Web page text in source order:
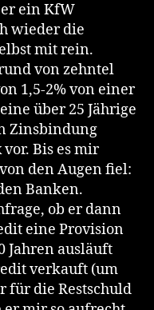
ein KfW
wieder die
mit rein.
von zehntel
1,5-2% von einer
über 25 Jährige
Zinsbindung
Bis es mir
den Augen fiel:
Banken.
ob er dann
eine Provision
Jahren ausläuft
verkauft (um
für die Restschuld